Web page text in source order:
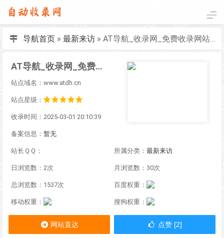
导航首页» 最新来访» AT导航_收录网_免费收录网站_自动收录网_秒收录
AT导航_收录网_免费收录网站_自动收录网_秒收录
站点域名：www.atdh.cn
站点星级：
收录时间：2025-03-01 20:10:39
备案信息： 暂无
站长ＱＱ： 所属分类： 最新来访
日浏览数：2次 月浏览数：30次
总浏览数：1537次 百度权重：
移动权重： 搜狗权重：
网站直达 点赞 [2]